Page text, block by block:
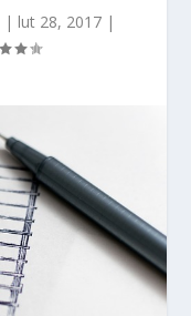
| lut 28, 2017|